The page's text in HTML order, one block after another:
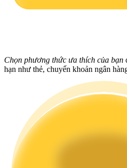
Lợi nhuận cao và truy cập
Chọn phương thức ưa thích của bạn
hạn như thẻ, chuyển khoản ngân